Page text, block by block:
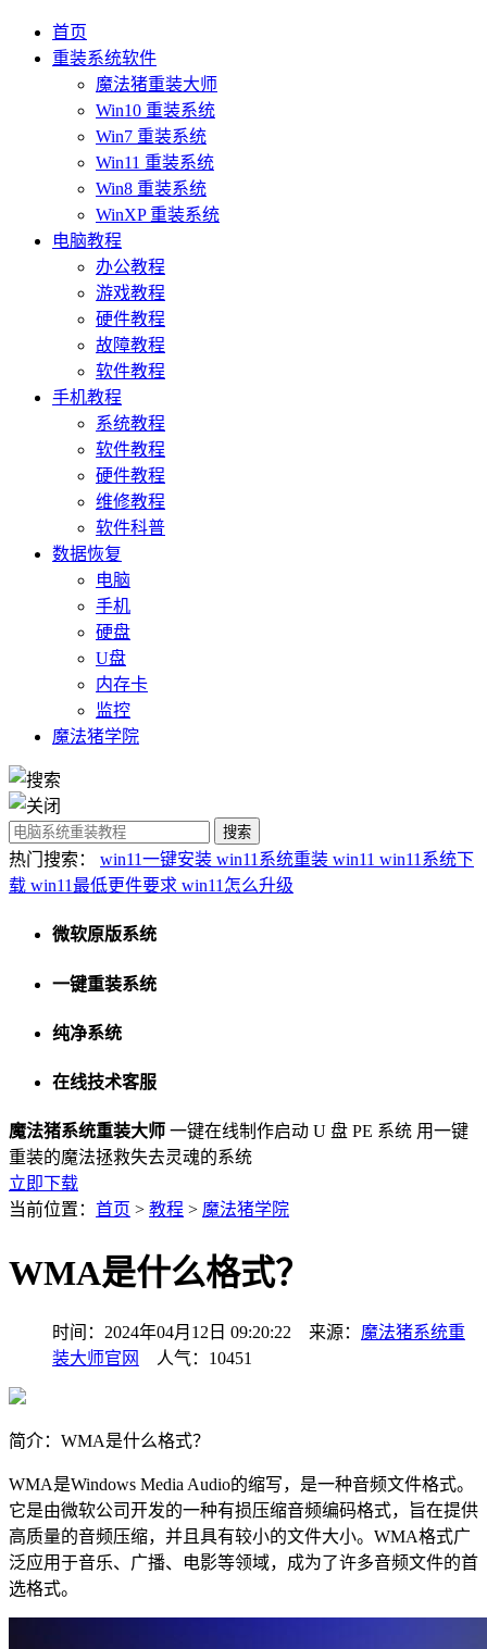
首页
重装系统软件
魔法猪重装大师
Win10 重装系统
Win7 重装系统
Win11 重装系统
Win8 重装系统
WinXP 重装系统
电脑教程
办公教程
游戏教程
硬件教程
故障教程
软件教程
手机教程
系统教程
软件教程
硬件教程
维修教程
软件科普
数据恢复
电脑
手机
硬盘
U盘
内存卡
监控
魔法猪学院
热门搜索： win11一键安装 win11系统重装 win11 win11系统下
载 win11最低更件要求 win11怎么升级
微软原版系统
一键重装系统
纯净系统
在线技术客服
魔法猪系统重装大师 一键在线制作启动 U 盘 PE 系统 用一键
重装的魔法拯救失去灵魂的系统
立即下载
当前位置： 首页 > 教程 > 魔法猪学院
WMA是什么格式？
时间：2024年04月12日 09:20:22 来源： 魔法猪系统重
装大师官网
人气：10451
简介：WMA是什么格式？
WMA是Windows Media Audio的缩写，是一种音频文件格式。
它是由微软公司开发的一种有损压缩音频编码格式，旨在提供
高质量的音频压缩，并且具有较小的文件大小。WMA格式广
泛应用于音乐、广播、电影等领域，成为了许多音频文件的首
选格式。